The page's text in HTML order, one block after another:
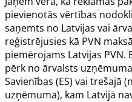
pievienotās vērtības
saņemts no Latvijas vai
reģistrējusies kā PVN
piemērojams Latvijas PVN.
pērk no ārvalsts
Savienības (ES) vai trešajā
uzņēmuma), kam Latvijā